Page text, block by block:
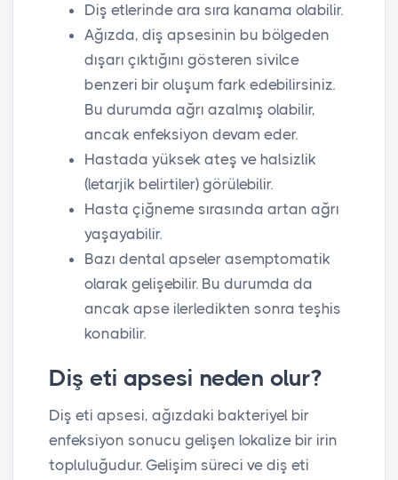
Diş etlerinde ara sıra kanama olabilir.
Ağızda, diş apsesinin bu bölgeden
dışarı çıktığını gösteren sivilce
benzeri bir oluşum fark edebilirsiniz.
Bu durumda ağrı azalmış olabilir,
ancak enfeksiyon devam eder.
Hastada yüksek ateş ve halsizlik
(letarjik belirtiler) görülebilir.
Hasta çiğneme sırasında artan ağrı
yaşayabilir.
Bazı dental apseler asemptomatik
olarak gelişebilir. Bu durumda da
ancak apse ilerledikten sonra teşhis
konabilir.
Diş eti apsesi neden olur?
Diş eti apsesi, ağızdaki bakteriyel bir
enfeksiyon sonucu gelişen lokalize bir irin
topluluğudur. Gelişim süreci ve diş eti